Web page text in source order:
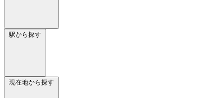
駅から探す
現在地から探す